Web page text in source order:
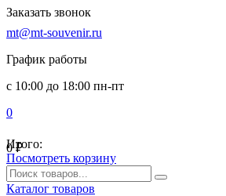
Заказать звонок
mt@mt-souvenir.ru
График работы
с 10:00 до 18:00 пн-пт
0
0₽
Итого:
Посмотреть корзину
Каталог товаров